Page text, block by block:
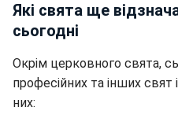
Які свята ще
сьогодні
Окрім церковного свята,
професійних та інших свят
них: